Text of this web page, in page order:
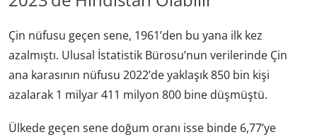
Çin nüfusu geçen sene, 1961’den bu yana ilk kez
azalmıştı. Ulusal İstatistik Bürosu’nun verilerinde Çin
ana karasının nüfusu 2022’de yaklaşık 850 bin kişi
azalarak 1 milyar 411 milyon 800 bine düşmüştü.
Ülkede geçen sene doğum oranı isse binde 6,77’ye